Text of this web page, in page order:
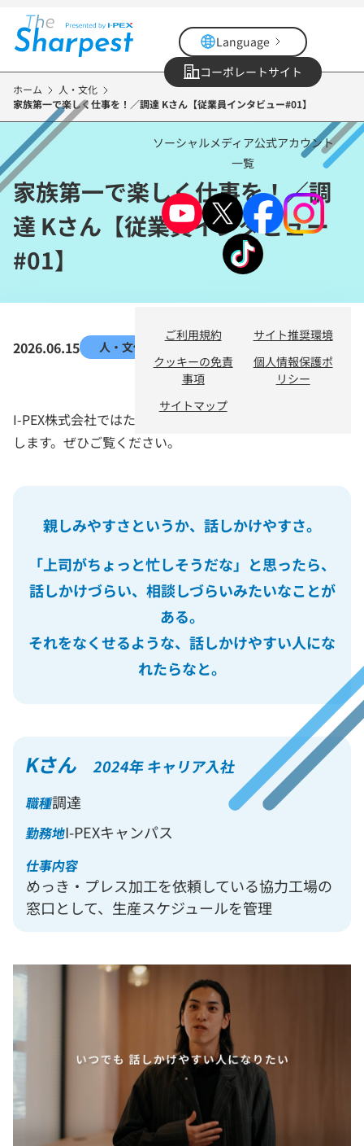
コ
ン
に
移
Language
コーポレートサイト
ソーシャルメディア公式アカウント
一覧
ご利用規約
サイト推奨環境
クッキーの免責
事項
個人情報保護ポ
リシー
サイトマップ
ホーム
人・文化
家族第一で楽しく仕事を！／調達 Kさん【従業員インタビュー#01】
家族第一で楽しく仕事を！／調
達 Kさん【従業員インタビュー
#01】
2026.06.15 人・文化
I-PEX株式会社ではたらく従業員のインタビューをお届け
します。ぜひご覧ください。
親しみやすさというか、話しかけやすさ。
「上司がちょっと忙しそうだな」と思ったら、
話しかけづらい、相談しづらいみたいなことが
ある。
それをなくせるような、話しかけやすい人にな
れたらなと。
Kさん 2024年 キャリア入社
職種調達
勤務地I-PEXキャンパス
仕事内容
めっき・プレス加工を依頼している協力工場の
窓口として、生産スケジュールを管理